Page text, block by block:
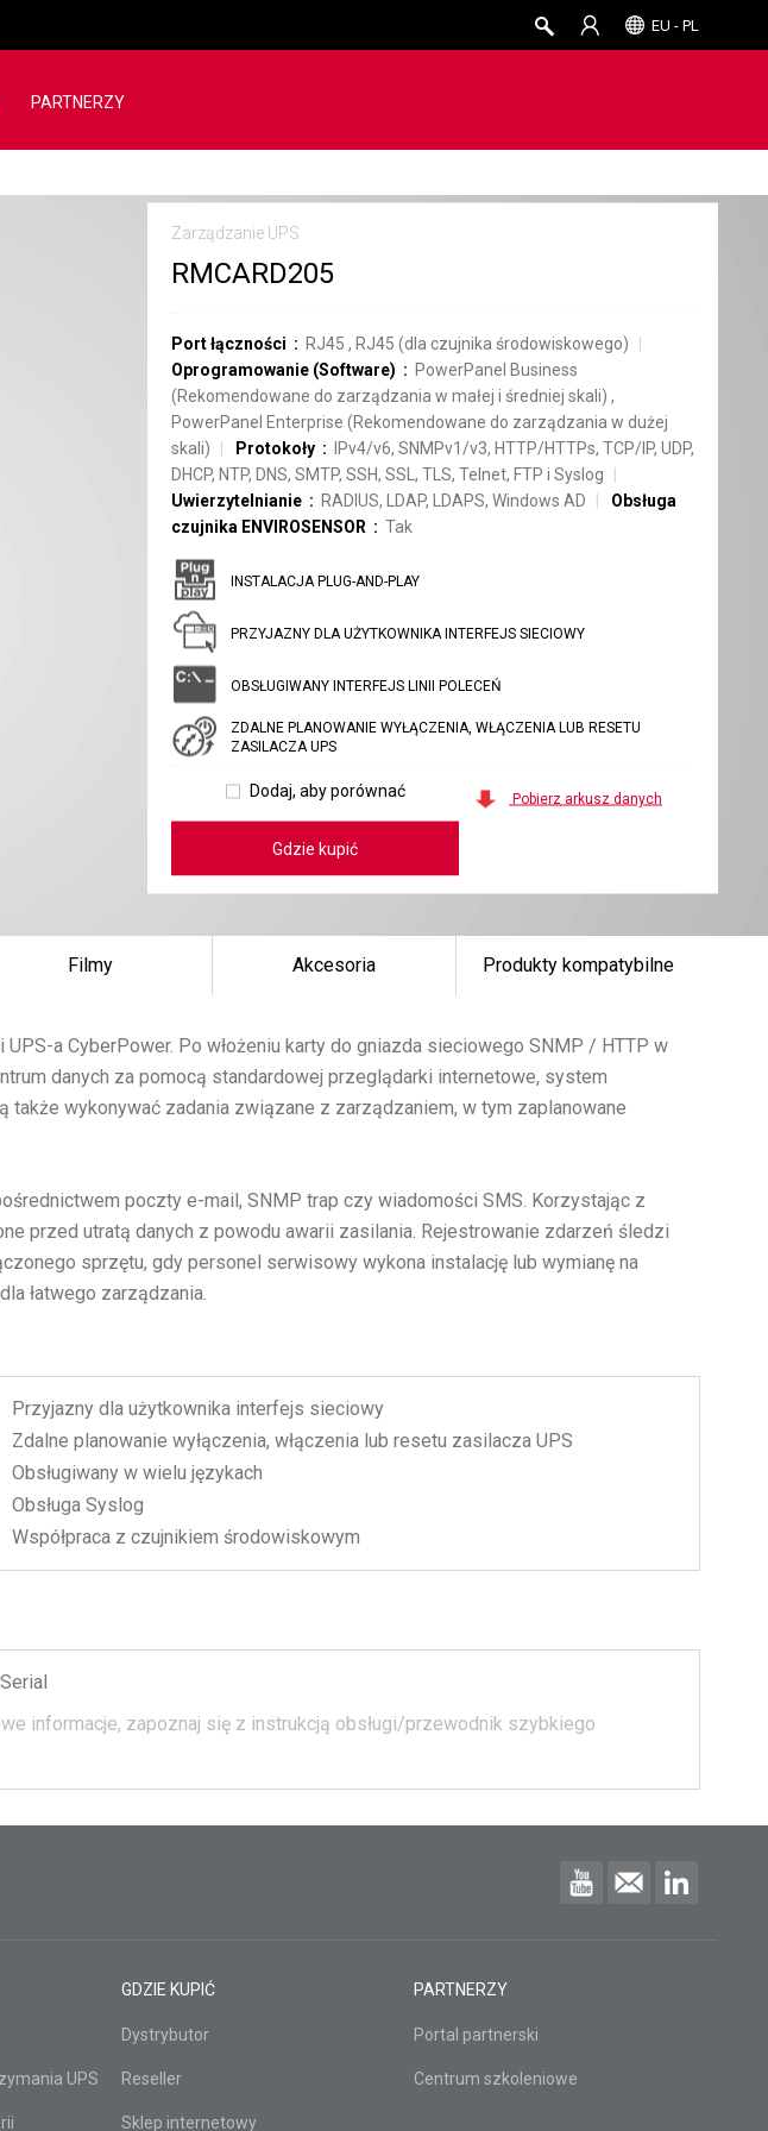
EU - PL
PARTNERZY
Zarządzanie UPS
RMCARD205
Port łączności RJ45
RJ45 (dla czujnika środowiskowego)
Oprogramowanie (Software)
PowerPanel Business
(Rekomendowane do zarządzania w małej i średniej skali)
PowerPanel Enterprise (Rekomendowane do zarządzania w dużej
skali)
Protokoły
IPv4/v6, SNMPv1/v3, HTTP/HTTPs, TCP/IP, UDP,
DHCP, NTP, DNS, SMTP, SSH, SSL, TLS, Telnet, FTP i Syslog
Uwierzytelnianie
RADIUS, LDAP, LDAPS, Windows AD
Obsługa
czujnika ENVIROSENSOR
Tak
INSTALACJA PLUG-AND-PLAY
PRZYJAZNY DLA UŻYTKOWNIKA INTERFEJS SIECIOWY
OBSŁUGIWANY INTERFEJS LINII POLECEŃ
ZDALNE PLANOWANIE WYŁĄCZENIA, WŁĄCZENIA LUB RESETU
ZASILACZA UPS
Dodaj, aby porównać
Gdzie kupić
Pobierz arkusz danych
Filmy Akcesoria Produkty kompatybilne
a CyberPower. Po włożeniu karty do gniazda sieciowego SNMP / HTTP w
danych za pomocą standardowej przeglądarki internetowe, system
wykonywać zadania związane z zarządzaniem, w tym zaplanowane
poczty e-mail, SNMP trap czy wiadomości SMS. Korzystając z
przed utratą danych z powodu awarii zasilania. Rejestrowanie zdarzeń śledzi
sprzętu, gdy personel serwisowy wykona instalację lub wymianę na
łatwego zarządzania.
Przyjazny dla użytkownika interfejs sieciowy
Zdalne planowanie wyłączenia, włączenia lub resetu zasilacza UPS
Obsługiwany w wielu językach
Obsługa Syslog
Współpraca z czujnikiem środowiskowym
informacje, zapoznaj się z instrukcją obsługi/przewodnik szybkiego
UPS
GDZIE KUPIĆ
Dystrybutor
Reseller
Sklep internetowy
PARTNERZY
Portal partnerski
Centrum szkoleniowe